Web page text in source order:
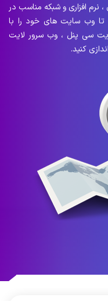
نرم افزاری و شبکه مناسب در
تا وب سایت های خود را با
سی پنل ، وب سرور لایت